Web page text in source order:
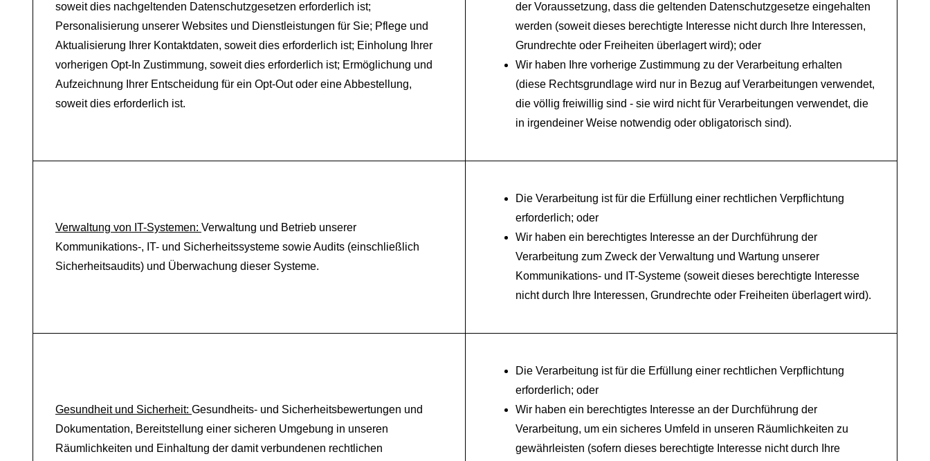
soweit dies nachgeltenden Datenschutzgesetzen erforderlich ist;
Personalisierung unserer Websites und Dienstleistungen für Sie; Pflege und
Aktualisierung Ihrer Kontaktdaten, soweit dies erforderlich ist; Einholung Ihrer
vorherigen Opt-In Zustimmung, soweit dies erforderlich ist; Ermöglichung und
Aufzeichnung Ihrer Entscheidung für ein Opt-Out oder eine Abbestellung,
soweit dies erforderlich ist.
der Voraussetzung, dass die geltenden Datenschutzgesetze eingehalten
werden (soweit dieses berechtigte Interesse nicht durch Ihre Interessen,
Grundrechte oder Freiheiten überlagert wird); oder
Wir haben Ihre vorherige Zustimmung zu der Verarbeitung erhalten
(diese Rechtsgrundlage wird nur in Bezug auf Verarbeitungen verwendet,
die völlig freiwillig sind - sie wird nicht für Verarbeitungen verwendet, die
in irgendeiner Weise notwendig oder obligatorisch sind).
Verwaltung von IT-Systemen: Verwaltung und Betrieb unserer
Kommunikations-, IT- und Sicherheitssysteme sowie Audits (einschließlich
Sicherheitsaudits) und Überwachung dieser Systeme.
Die Verarbeitung ist für die Erfüllung einer rechtlichen Verpflichtung
erforderlich; oder
Wir haben ein berechtigtes Interesse an der Durchführung der
Verarbeitung zum Zweck der Verwaltung und Wartung unserer
Kommunikations- und IT-Systeme (soweit dieses berechtigte Interesse
nicht durch Ihre Interessen, Grundrechte oder Freiheiten überlagert wird).
Gesundheit und Sicherheit: Gesundheits- und Sicherheitsbewertungen und
Dokumentation, Bereitstellung einer sicheren Umgebung in unseren
Räumlichkeiten und Einhaltung der damit verbundenen rechtlichen
Die Verarbeitung ist für die Erfüllung einer rechtlichen Verpflichtung
erforderlich; oder
Wir haben ein berechtigtes Interesse an der Durchführung der
Verarbeitung, um ein sicheres Umfeld in unseren Räumlichkeiten zu
gewährleisten (sofern dieses berechtigte Interesse nicht durch Ihre